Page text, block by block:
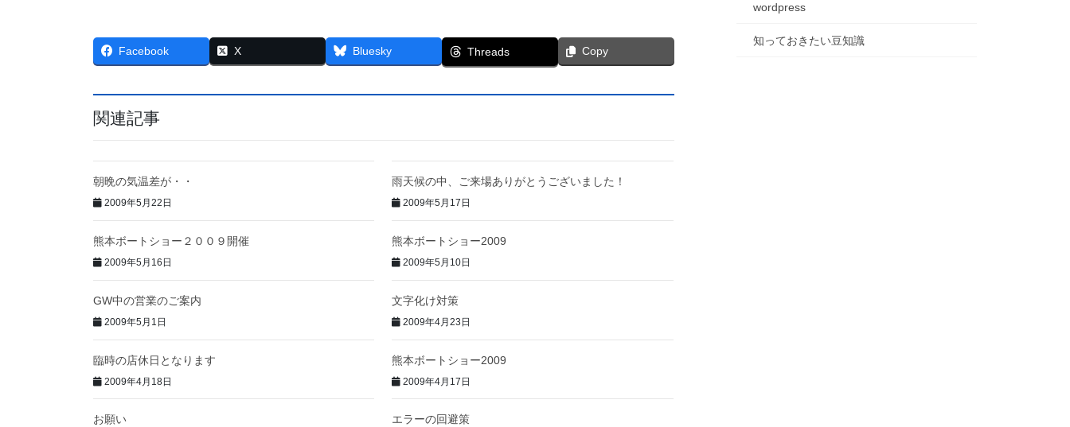
Facebook X Bluesky Threads Copy
関連記事
朝晩の気温差が・・
2009年5月22日
雨天候の中、ご来場ありがとうございました！
2009年5月17日
熊本ボートショー２００９開催
2009年5月16日
熊本ボートショー2009
2009年5月10日
GW中の営業のご案内
2009年5月1日
文字化け対策
2009年4月23日
臨時の店休日となります
2009年4月18日
熊本ボートショー2009
2009年4月17日
お願い エラーの回避策
wordpress
知っておきたい豆知識